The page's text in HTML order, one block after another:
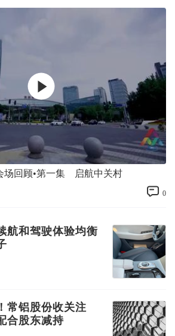
场回顾•第一集 启航中关村
0
航和驾驶体验均衡
常铝股份收关注
合股东减持